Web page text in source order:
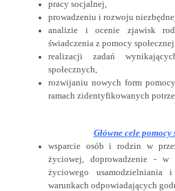
pracy socjalnej,
prowadzeniu i rozwoju
analizie i ocenie zjawisk
świadczenia z pomocy
realizacji zadań
społecznych,
rozwijaniu nowych form
ramach zidentyfikowanych
Główne cele pomocy
wsparcie osób i rodzin w
życiowej, doprowadzenie -
życiowego
warunkach odpowiadających